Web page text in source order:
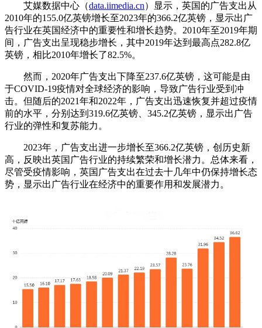
艾媒数据中心（data.iimedia.cn）显示，英国的广告支出从
2010年的155.0亿英镑增长至2023年的366.2亿英镑，显示出广
告行业在英国经济中的重要性和增长趋势。2010年至2019年期
间，广告支出呈现稳步增长，其中2019年达到最高点282.8亿
英镑，相比2010年增长了82.5%。
然而，2020年广告支出下降至237.6亿英镑，这可能是由
于COVID-19疫情对全球经济的影响，导致广告行业受到冲
击。但随后的2021年和2022年，广告支出迅速恢复并超过疫情
前的水平，分别达到319.6亿英镑、345.2亿英镑，显示出广告
行业的弹性和复苏能力。
2023年，广告支出进一步增长至366.2亿英镑，创历史新
高，反映出英国广告行业的持续繁荣和增长潜力。总体来看，
尽管受疫情影响，英国广告支出在过去十几年中仍保持增长态
势，显示出广告行业在经济中的重要作用和发展潜力。